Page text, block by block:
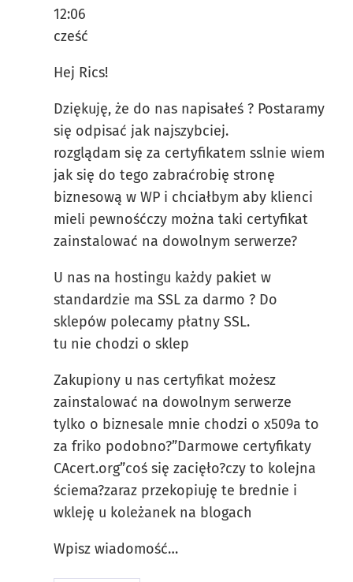
12:06
cześć
Hej Rics!
Dziękuję, że do nas napisałeś ? Postaramy
się odpisać jak najszybciej.
rozglądam się za certyfikatem sslnie wiem
jak się do tego zabraćrobię stronę
biznesową w WP i chciałbym aby klienci
mieli pewnośćczy można taki certyfikat
zainstalować na dowolnym serwerze?
U nas na hostingu każdy pakiet w
standardzie ma SSL za darmo ? Do
sklepów polecamy płatny SSL.
tu nie chodzi o sklep
Zakupiony u nas certyfikat możesz
zainstalować na dowolnym serwerze
tylko o biznesale mnie chodzi o x509a to
za friko podobno?”Darmowe certyfikaty
CAcert.org”coś się zacięło?czy to kolejna
ściema?zaraz przekopiuję te brednie i
wkleję u koleżanek na blogach
Wpisz wiadomość…